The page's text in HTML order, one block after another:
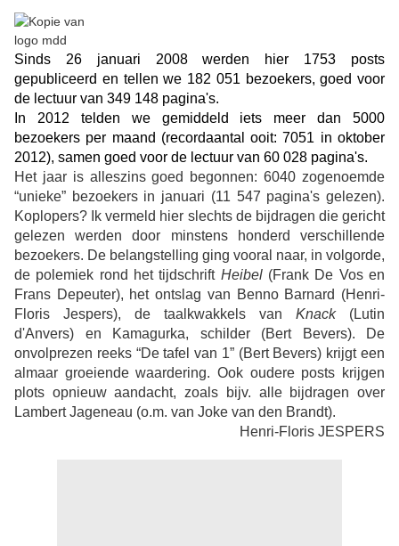
Sinds 26 januari 2008 werden hier 1753 posts
gepubliceerd en tellen we 182 051 bezoekers, goed voor
de lectuur van 349 148 pagina's.
In 2012 telden we gemiddeld iets meer dan 5000
bezoekers per maand (recordaantal ooit: 7051 in oktober
2012), samen goed voor de lectuur van 60 028 pagina's.
Het jaar is alleszins goed begonnen: 6040 zogenoemde
“unieke” bezoekers in januari (11 547 pagina's gelezen).
Koplopers? Ik vermeld hier slechts de bijdragen die gericht
gelezen werden door minstens honderd verschillende
bezoekers. De belangstelling ging vooral naar, in volgorde,
de polemiek rond het tijdschrift Heibel(Frank De Vos en
Frans Depeuter), het ontslag van Benno Barnard (Henri-
Floris Jespers), de taalkwakkels van Knack(Lutin
d'Anvers) en Kamagurka, schilder (Bert Bevers). De
onvolprezen reeks “De tafel van 1” (Bert Bevers) krijgt een
almaar groeiende waardering. Ook oudere posts krijgen
plots opnieuw aandacht, zoals bijv. alle bijdragen over
Lambert Jageneau (o.m. van Joke van den Brandt).
Henri-Floris JESPERS